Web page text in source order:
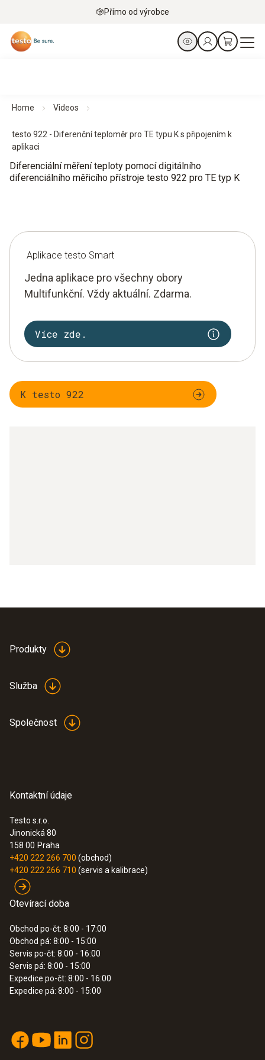
Přímo od výrobce
Home Videos
testo 922 - Diferenční teploměr pro TE typu K s připojením k
aplikaci
Diferenciální měření teploty pomocí digitálního
diferenciálního měřicího přístroje testo 922 pro TE typ K
Aplikace testo Smart
Jedna aplikace pro všechny obory
Multifunkční. Vždy aktuální. Zdarma.
Více zde.
K testo 922
Produkty
Služba
Společnost
Kontaktní údaje
Testo s.r.o.
Jinonická 80
158 00 Praha
+420 222 266 700 (obchod)
+420 222 266 710 (servis a kalibrace)
Otevírací doba
Obchod po-čt: 8:00 - 17:00
Obchod pá: 8:00 - 15:00
Servis po-čt: 8:00 - 16:00
Servis pá: 8:00 - 15:00
Expedice po-čt: 8:00 - 16:00
Expedice pá: 8:00 - 15:00